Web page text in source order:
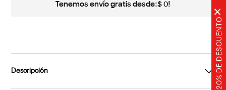
20% DE DESCUENTO
×
Tenemos envío gratis desde:$ 0!
Descripción